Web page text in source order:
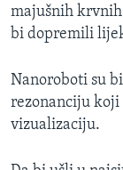
majušnih
bi dopremili
Nanoroboti su
rezonanciju
vizualizaciju.